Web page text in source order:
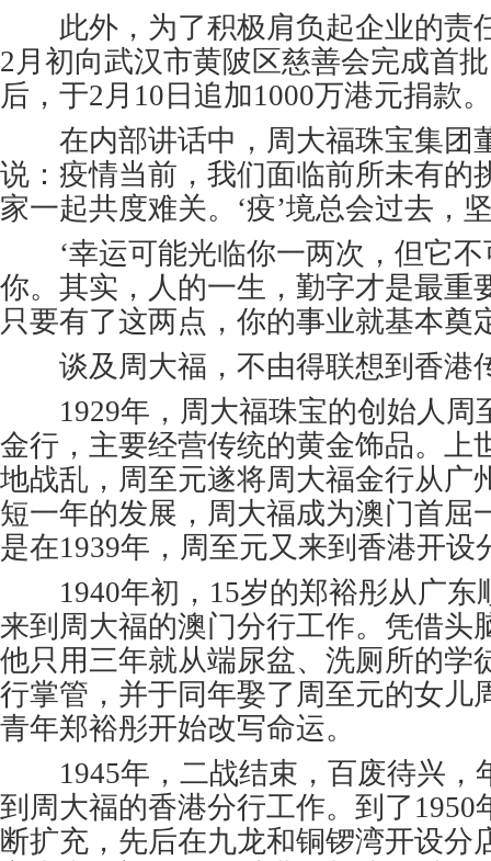
此外，为了积极肩负起企业的责
2月初向武汉市黄陂区慈善会完成首
后，于2月10日追加1000万港元捐款。
在内部讲话中，周大福珠宝集团
说：疫情当前，我们面临前所未有的
家一起共度难关。‘疫’境总会过去，
‘幸运可能光临你一两次，但它不
你。其实，人的一生，勤字才是最重
只要有了这两点，你的事业就基本
谈及周大福，不由得联想到香港
1929年，周大福珠宝的创始人周
金行，主要经营传统的黄金饰品。上
地战乱，周至元遂将周大福金行从广
短一年的发展，周大福成为澳门首屈
是在1939年，周至元又来到香港开设
1940年初，15岁的郑裕彤从广东
来到周大福的澳门分行工作。凭借头
他只用三年就从端尿盆、洗厕所的学
行掌管，并于同年娶了周至元的女儿
青年郑裕彤开始改写命运。
1945年，二战结束，百废待兴，
到周大福的香港分行工作。到了1950
断扩充，先后在九龙和铜锣湾开设分